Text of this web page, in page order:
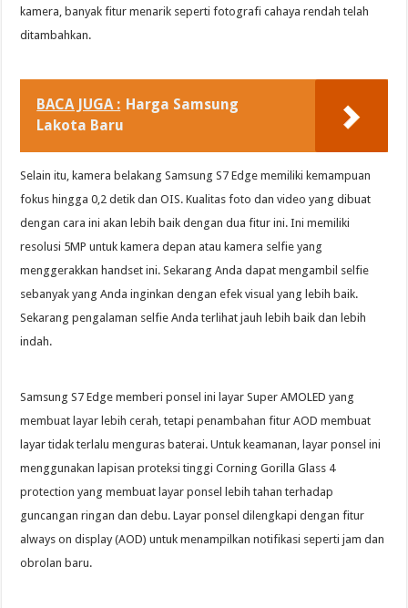
kamera, banyak fitur menarik seperti fotografi cahaya rendah telah
ditambahkan.
BACA JUGA : Harga Samsung
Lakota Baru
Selain itu, kamera belakang Samsung S7 Edge memiliki kemampuan
fokus hingga 0,2 detik dan OIS. Kualitas foto dan video yang dibuat
dengan cara ini akan lebih baik dengan dua fitur ini. Ini memiliki
resolusi 5MP untuk kamera depan atau kamera selfie yang
menggerakkan handset ini. Sekarang Anda dapat mengambil selfie
sebanyak yang Anda inginkan dengan efek visual yang lebih baik.
Sekarang pengalaman selfie Anda terlihat jauh lebih baik dan lebih
indah.
Samsung S7 Edge memberi ponsel ini layar Super AMOLED yang
membuat layar lebih cerah, tetapi penambahan fitur AOD membuat
layar tidak terlalu menguras baterai. Untuk keamanan, layar ponsel ini
menggunakan lapisan proteksi tinggi Corning Gorilla Glass 4
protection yang membuat layar ponsel lebih tahan terhadap
guncangan ringan dan debu. Layar ponsel dilengkapi dengan fitur
always on display (AOD) untuk menampilkan notifikasi seperti jam dan
obrolan baru.